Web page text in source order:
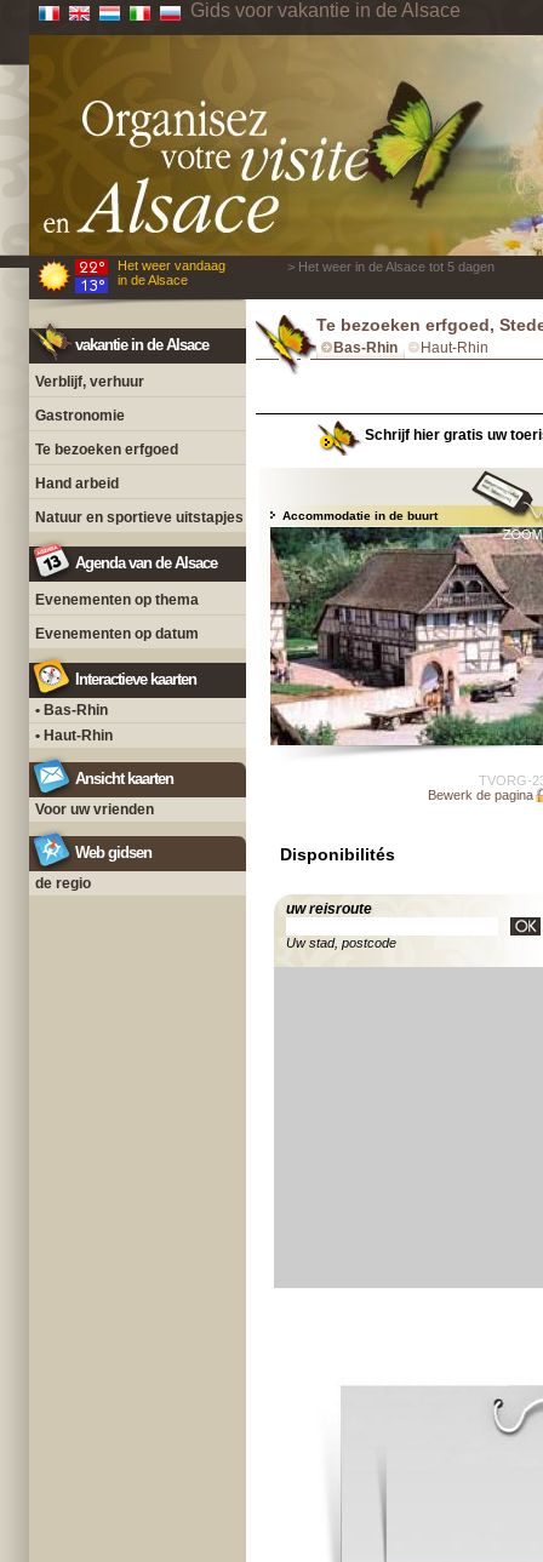
Gids voor vakantie in de Alsace
Het weer vandaag
in de Alsace
> Het weer in de Alsace tot 5 dagen
vakantie in de Alsace
Verblijf, verhuur
Gastronomie
Te bezoeken erfgoed
Hand arbeid
Natuur en sportieve uitstapjes
Agenda van de Alsace
Evenementen op thema
Evenementen op datum
Interactieve kaarten
• Bas-Rhin
• Haut-Rhin
Ansicht kaarten
Voor uw vrienden
Web gidsen
de regio
Te bezoeken erfgoed,
Bas-Rhin Haut-Rhin
Schrijf hier gratis uw
Accommodatie in de buurt
TVORG-
Bewerk de pagina
Disponibilités
uw reisroute
Uw stad, postcode